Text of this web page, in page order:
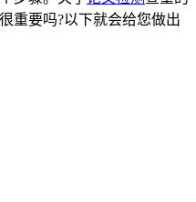
重要吗?以下就会给您做出